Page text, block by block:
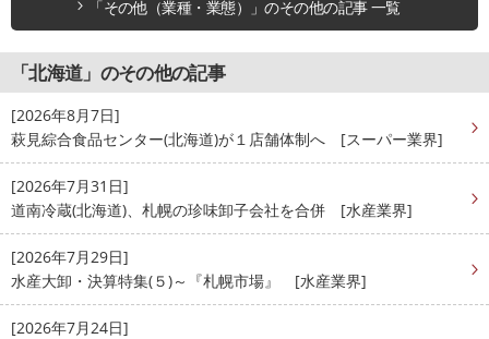
「その他（業種・業態）」のその他の記事 一覧
「北海道」のその他の記事
[2026年8月7日]
萩見綜合食品センター(北海道)が１店舗体制へ [スーパー業界]
[2026年7月31日]
道南冷蔵(北海道)、札幌の珍味卸子会社を合併 [水産業界]
[2026年7月29日]
水産大卸・決算特集(５)～『札幌市場』 [水産業界]
[2026年7月24日]